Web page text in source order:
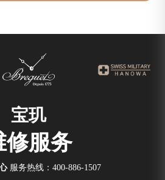
宝玑
修服务
服务热线： 400-886-1507